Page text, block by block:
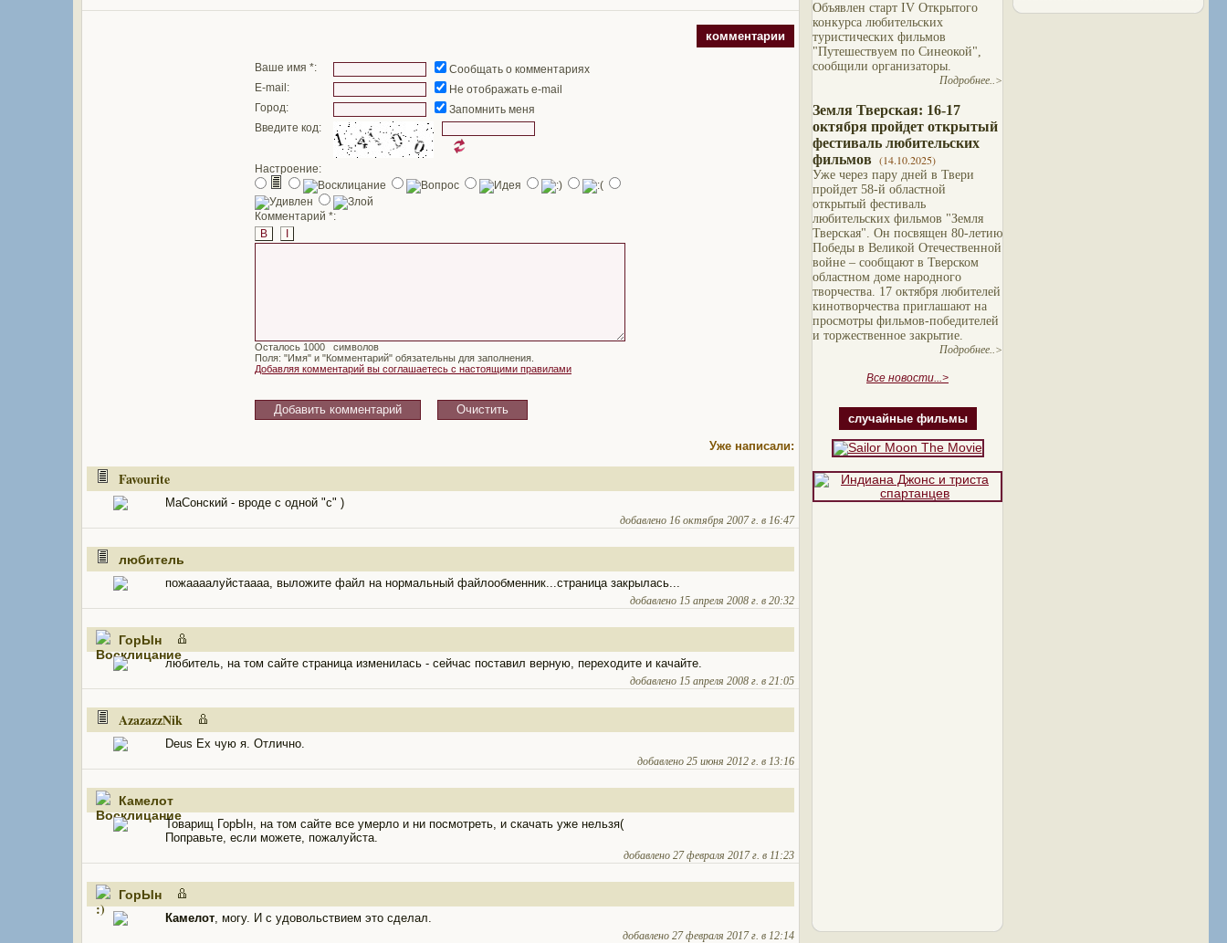
Объявлен старт IV Открытого
конкурса любительских
туристических фильмов
"Путешествуем по Синеокой",
сообщили организаторы.
Подробнее..>
Земля Тверская: 16-17
октября пройдет открытый
фестиваль любительских
фильмов (14.10.2025)
Уже через пару дней в Твери
пройдет 58-й областной
открытый фестиваль
любительских фильмов "Земля
Тверская". Он посвящен 80-летию
Победы в Великой Отечественной
войне – сообщают в Тверском
областном доме народного
творчества. 17 октября любителей
кинотворчества приглашают на
просмотры фильмов-победителей
и торжественное закрытие.
Подробнее..>
Все новости...>
случайные фильмы
комментарии
Ваше имя *:
Сообщать о комментариях
E-mail:
Не отображать e-mail
Город:
Запомнить меня
Введите код:
Настроение:
Комментарий *:
B
I
Осталось
символов
Поля: "Имя" и "Комментарий" обязательны для заполнения.
Добавляя комментарий вы соглашаетесь с настоящими правилами
Уже написали:
Favourite
МаСонский - вроде с одной "с" )
добавлено 16 октября 2007 г. в 16:47
любитель
пожаааалуйстаааа, выложите файл на нормальный файлообменник...страница закрылась...
добавлено 15 апреля 2008 г. в 20:32
ГорЫн
любитель, на том сайте страница изменилась - сейчас поставил верную, переходите и качайте.
добавлено 15 апреля 2008 г. в 21:05
AzazazzNik
Deus Ex чую я. Отлично.
добавлено 25 июня 2012 г. в 13:16
Камелот
Товарищ ГорЫн, на том сайте все умерло и ни посмотреть, и скачать уже нельзя(
Поправьте, если можете, пожалуйста.
добавлено 27 февраля 2017 г. в 11:23
ГорЫн
Камелот, могу. И с удовольствием это сделал.
добавлено 27 февраля 2017 г. в 12:14